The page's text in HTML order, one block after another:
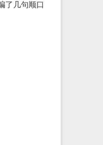
了几句顺口